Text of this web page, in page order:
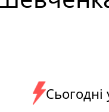
Сьогодні